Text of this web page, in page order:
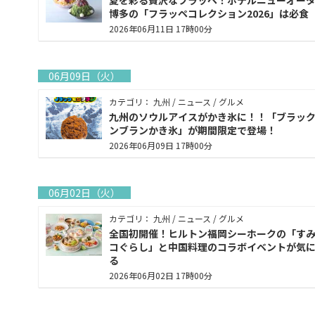
博多の「フラッペコレクション2026」は必食
2026年06月11日 17時00分
06月09日（火）
カテゴリ： 九州 / ニュース / グルメ
九州のソウルアイスがかき氷に！！「ブラッ
ンブランかき氷」が期間限定で登場！
2026年06月09日 17時00分
06月02日（火）
カテゴリ： 九州 / ニュース / グルメ
全国初開催！ヒルトン福岡シーホークの「す
コぐらし」と中国料理のコラボイベントが気
る
2026年06月02日 17時00分